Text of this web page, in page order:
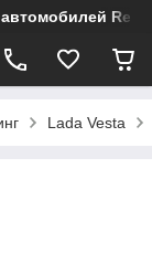
Lada Vesta